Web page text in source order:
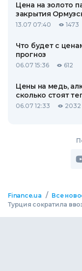
Цена на золото
закрытия
13.07 07:40 1473
Что будет с
прогноз
06.07 15:36 612
Цены на медь,
сколько стоят
06.07 12:33 2032
Finance.ua / Все
Турция сократила